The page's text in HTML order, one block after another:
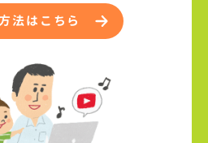
法はこちら